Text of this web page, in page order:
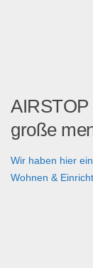
große
Wir haben hier
Wohnen &